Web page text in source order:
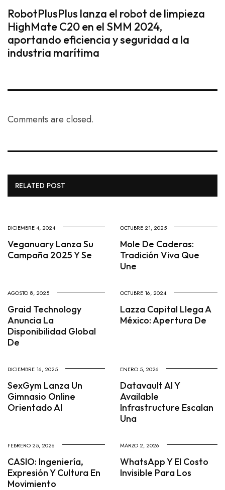
RobotPlusPlus lanza el robot de limpieza
HighMate C20 en el SMM 2024,
aportando eficiencia y seguridad a la
industria marítima
Comments are closed.
RELATED POST
DICIEMBRE 4, 2024
Veganuary Lanza Su
Campaña 2025 Y Se
OCTUBRE 21, 2025
Mole De Caderas:
Tradición Viva Que
Une
AGOSTO 8, 2025
Graid Technology
Anuncia La
Disponibilidad Global
De
OCTUBRE 16, 2024
Lazza Capital Llega A
México: Apertura De
DICIEMBRE 16, 2025
SexGym Lanza Un
Gimnasio Online
Orientado Al
ENERO 5, 2026
Datavault AI Y
Available
Infrastructure Escalan
Una
FEBRERO 25, 2026
CASIO: Ingeniería,
Expresión Y Cultura En
Movimiento
MARZO 2, 2026
WhatsApp Y El Costo
Invisible Para Los